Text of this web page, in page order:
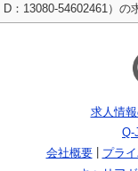
D：13080-54602461）の
求人情
Q-
会社概要
プラ